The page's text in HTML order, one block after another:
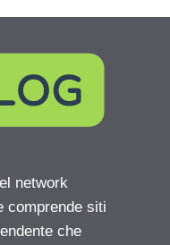
network
comprende siti
che